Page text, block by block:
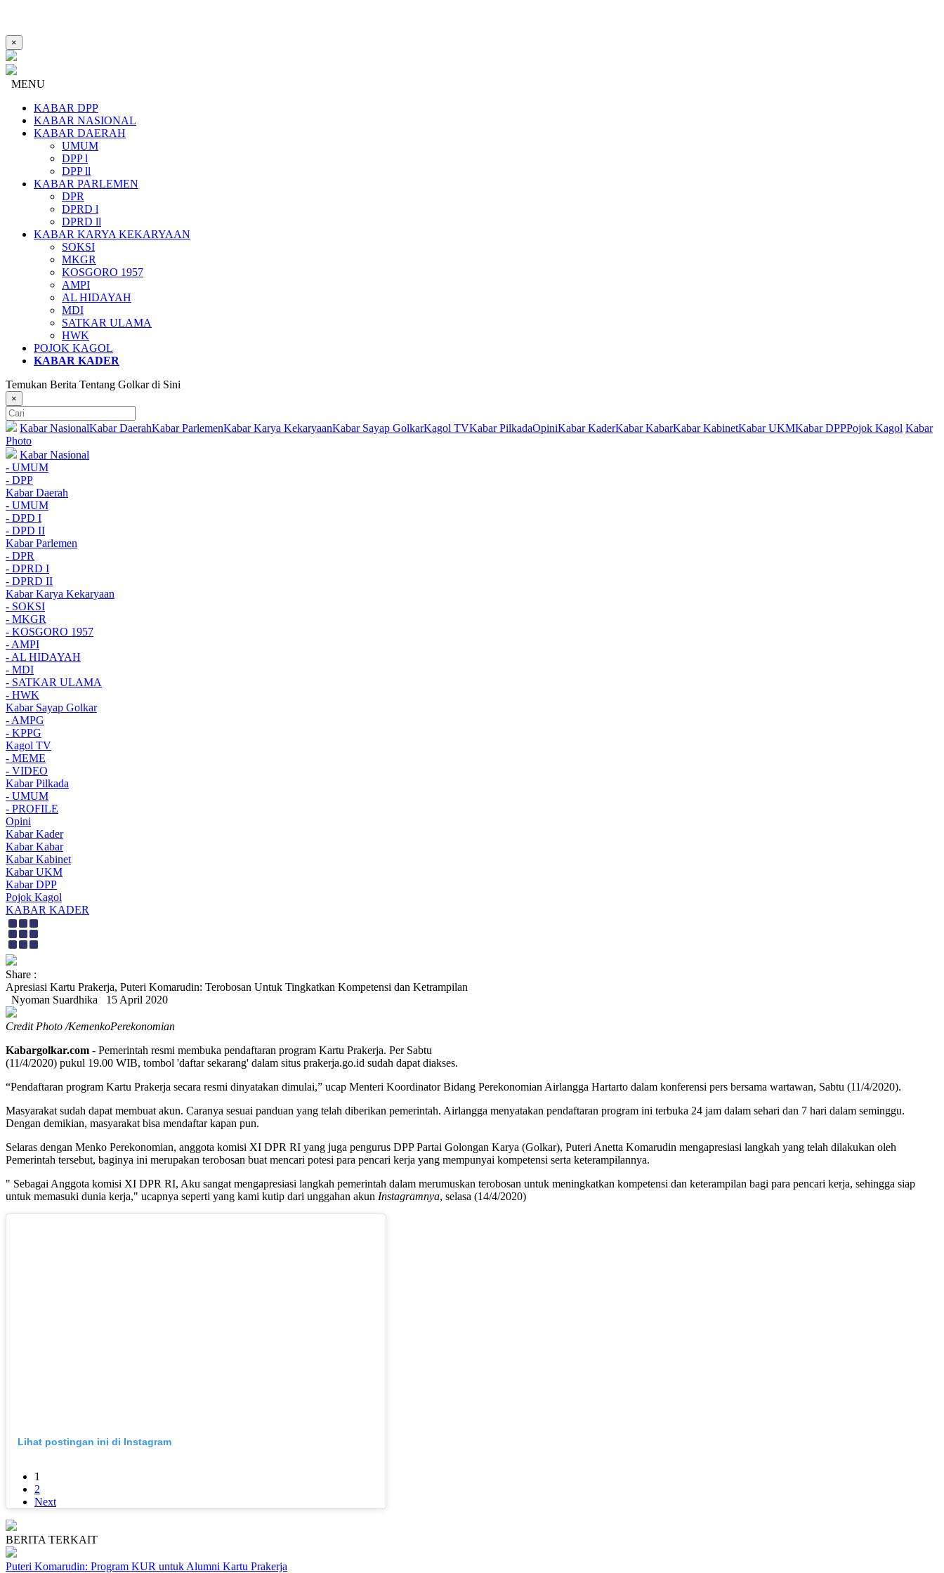
×
MENU
KABAR DPP
KABAR NASIONAL
KABAR DAERAH
UMUM
DPP l
DPP ll
KABAR PARLEMEN
DPR
DPRD l
DPRD ll
KABAR KARYA KEKARYAAN
SOKSI
MKGR
KOSGORO 1957
AMPI
AL HIDAYAH
MDI
SATKAR ULAMA
HWK
POJOK KAGOL
KABAR KADER
Temukan Berita Tentang Golkar di Sini
×
Kabar NasionalKabar DaerahKabar ParlemenKabar Karya KekaryaanKabar Sayap GolkarKagol TVKabar PilkadaOpiniKabar KaderKabar KabarKabar KabinetKabar UKMKabar DPPPojok Kagol Kabar
Photo
Kabar Nasional
- UMUM
- DPP
Kabar Daerah
- UMUM
- DPD I
- DPD II
Kabar Parlemen
- DPR
- DPRD I
- DPRD II
Kabar Karya Kekaryaan
- SOKSI
- MKGR
- KOSGORO 1957
- AMPI
- AL HIDAYAH
- MDI
- SATKAR ULAMA
- HWK
Kabar Sayap Golkar
- AMPG
- KPPG
Kagol TV
- MEME
- VIDEO
Kabar Pilkada
- UMUM
- PROFILE
Opini
Kabar Kader
Kabar Kabar
Kabar Kabinet
Kabar UKM
Kabar DPP
Pojok Kagol
KABAR KADER
Share :
Apresiasi Kartu Prakerja, Puteri Komarudin: Terobosan Untuk Tingkatkan Kompetensi dan Ketrampilan
Nyoman Suardhika
15 April 2020
Credit Photo /KemenkoPerekonomian
Kabargolkar.com - Pemerintah resmi membuka pendaftaran program Kartu Prakerja. Per Sabtu
(11/4/2020) pukul 19.00 WIB, tombol 'daftar sekarang' dalam situs prakerja.go.id sudah dapat diakses.
“Pendaftaran program Kartu Prakerja secara resmi dinyatakan dimulai,” ucap Menteri Koordinator Bidang Perekonomian Airlangga Hartarto dalam konferensi pers bersama wartawan, Sabtu (11/4/2020).
Masyarakat sudah dapat membuat akun. Caranya sesuai panduan yang telah diberikan pemerintah. Airlangga menyatakan pendaftaran program ini terbuka 24 jam dalam sehari dan 7 hari dalam seminggu.
Dengan demikian, masyarakat bisa mendaftar kapan pun.
Selaras dengan Menko Perekonomian, anggota komisi XI DPR RI yang juga pengurus DPP Partai Golongan Karya (Golkar), Puteri Anetta Komarudin mengapresiasi langkah yang telah dilakukan oleh
Pemerintah tersebut, baginya ini merupakan terobosan buat mencari potesi para pencari kerja yang mempunyai kompetensi serta keterampilannya.
" Sebagai Anggota komisi XI DPR RI, Aku sangat mengapresiasi langkah pemerintah dalam merumuskan terobosan untuk meningkatkan kompetensi dan keterampilan bagi para pencari kerja, sehingga siap
untuk memasuki dunia kerja," ucapnya seperti yang kami kutip dari unggahan akun Instagramnya, selasa (14/4/2020)
Lihat postingan ini di Instagram
1
2
Next
BERITA TERKAIT
Puteri Komarudin: Program KUR untuk Alumni Kartu Prakerja